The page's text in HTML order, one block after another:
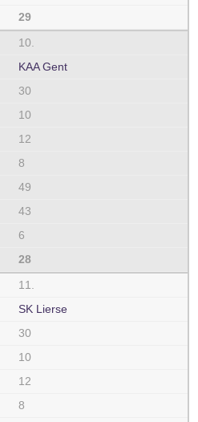
29
10.
KAA Gent
30
10
12
8
49
43
6
28
11.
SK Lierse
30
10
12
8